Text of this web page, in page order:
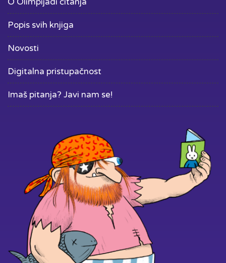
Popis svih knjiga
Novosti
Digitalna pristupačnost
Imaš pitanja? Javi nam se!